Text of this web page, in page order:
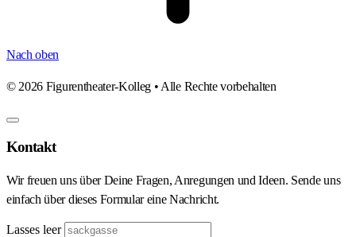
Nach oben
© 2026 Figurentheater-Kolleg • Alle Rechte vorbehalten
Kontakt
Wir freuen uns über Deine Fragen, Anregungen und Ideen. Sende uns
einfach über dieses Formular eine Nachricht.
Lasses leer